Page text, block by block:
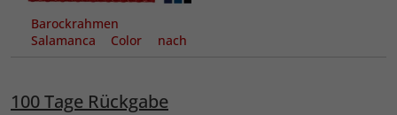
Barockrahmen
Salamanca Color nach
100 Tage Rückgabe